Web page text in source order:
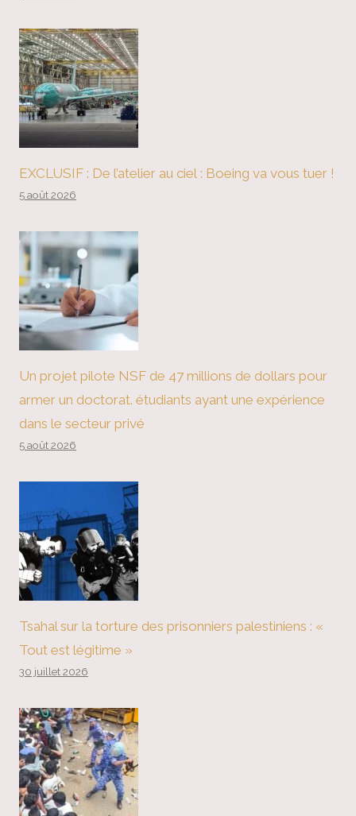
EXCLUSIF : De l’atelier au ciel : Boeing va vous tuer !
5 août 2026
Un projet pilote NSF de 47 millions de dollars pour
armer un doctorat. étudiants ayant une expérience
dans le secteur privé
5 août 2026
Tsahal sur la torture des prisonniers palestiniens : «
Tout est légitime »
30 juillet 2026